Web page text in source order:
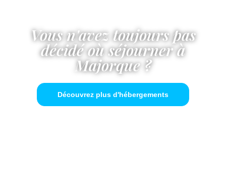
Vous n'avez toujours pas
décidé où séjourner à
Majorque ?
Découvrez plus d'hébergements